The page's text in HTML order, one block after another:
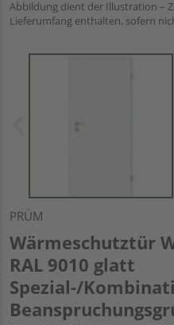
Abbildung dient der Illustration –
Lieferumfang enthalten, sofern
PRÜM
Wärmeschutztür
RAL 9010 glatt
Spezial-/